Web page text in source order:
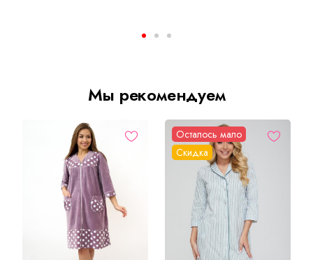
Мы рекомендуем
Осталось мало
Скидка